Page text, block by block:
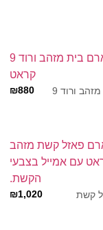
צ'ארם בית מזהב ורוד 9
₪880
קשת
₪1,020